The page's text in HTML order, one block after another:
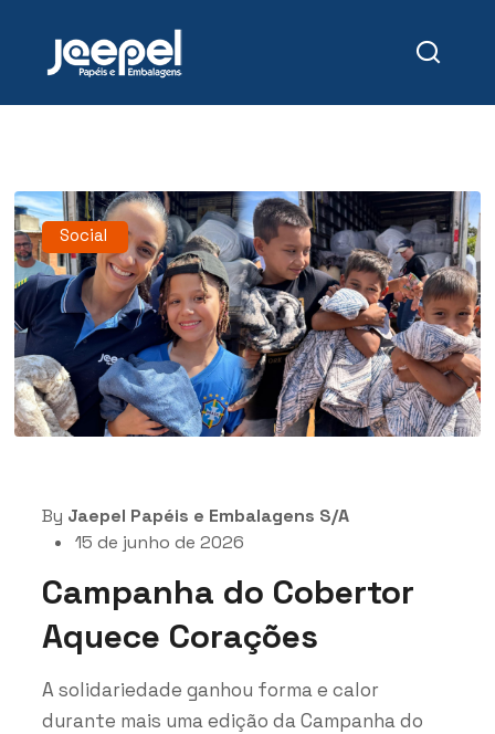
Social
By Jaepel Papéis e Embalagens S/A
15 de junho de 2026
Campanha do Cobertor
Aquece Corações
A solidariedade ganhou forma e calor
durante mais uma edição da Campanha do